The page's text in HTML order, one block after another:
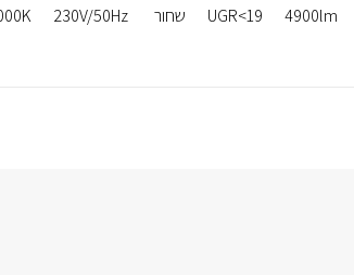
4900lm
UGR<19 שחור 230V/50Hz